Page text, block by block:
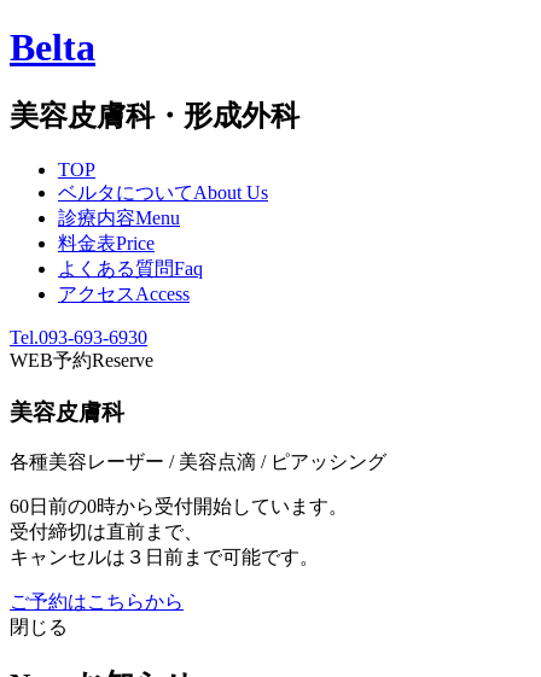
Belta
美容皮膚科・形成外科
TOP
ベルタについてAbout Us
診療内容Menu
料金表Price
よくある質問Faq
アクセスAccess
Tel.093-693-6930
WEB予約Reserve
美容皮膚科
各種美容レーザー / 美容点滴 / ピアッシング
60日前の0時から受付開始しています。
受付締切は直前まで、
キャンセルは３日前まで可能です。
ご予約はこちらから
閉じる